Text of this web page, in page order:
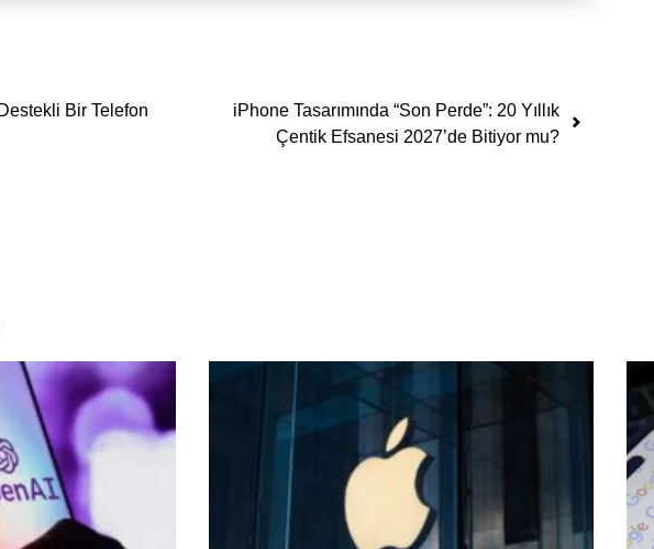
Bir Telefon
iPhone Tasarımında “Son Perde”: 20 Yıllık
Çentik Efsanesi 2027’de Bitiyor mu?